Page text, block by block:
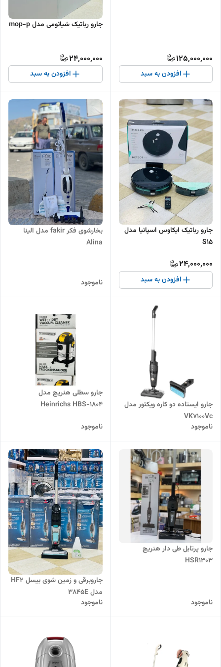
125,000,000
افزودن به سبد
جارو رباتیک شیائومی مدل mop-p
24,000,000
افزودن به سبد
جارو رباتیک ایکاوس اسپانیا مدل
S15
24,000,000
افزودن به سبد
بخارشوی فکر fakir مدل الینا
Alina
ناموجود
جارو ایستاده دو کاره ویکتور مدل
VK7100Vc
ناموجود
جارو سطلی هنریچ مدل
Heinrichs HBS-1804
ناموجود
جارو پرتابل طی دار هنریچ
HSR1303
ناموجود
جاروبرقی و زمین شوی بیسل HF2
مدل 3845E
ناموجود